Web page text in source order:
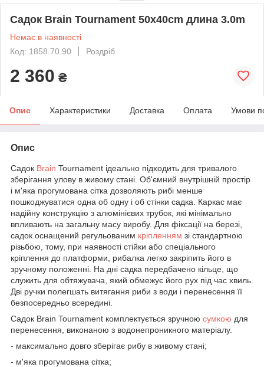
Садок Brain Tournament 50х40cm длина 3.0m
Немає в наявності
Код: 1858.70.90
Роздріб
2 360 ₴
Опис Характеристики Доставка Оплата Умови
Опис
Садок Brain Tournament ідеально підходить для тривалого
зберігання улову в живому стані. Об'ємний внутрішній простір
і м'яка прогумована сітка дозволяють рибі менше
пошкоджуватися одна об одну і об стінки садка. Каркас має
надійну конструкцію з алюмінієвих трубок, які мінімально
впливають на загальну масу виробу. Для фіксації на березі,
садок оснащений регульованим кріпленням зі стандартною
різьбою, тому, при наявності стійки або спеціального
кріплення до платформи, рибалка легко закріпить його в
зручному положенні. На дні садка передбачено кільце, що
служить для обтяжувача, який обмежує його рух під час хвиль.
Дві ручки полегшать витягання риби з води і перенесення її
безпосередньо всередині.
Садок Brain Tournament комплектується зручною сумкою для
перенесення, виконаною з водонепроникного матеріалу.
- максимально довго зберігає рибу в живому стані;
- м'яка прогумована сітка;